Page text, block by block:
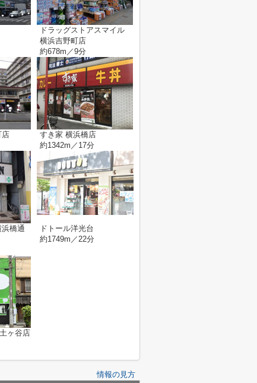
ドラッグストアスマイル
横浜吉野町店
約678m／9分
店
すき家 横浜橋店
約1342m／17分
橋通
ドトール洋光台
約1749m／22分
ヶ谷店
情報の見方